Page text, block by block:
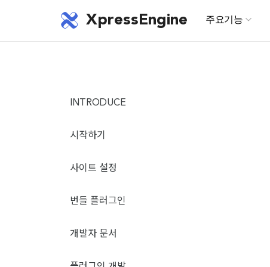
XpressEngine 주요기능
INTRODUCE
시작하기
사이트 설정
번들 플러그인
개발자 문서